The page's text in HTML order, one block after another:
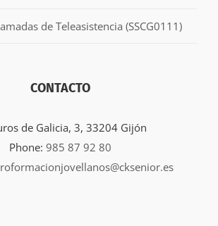
de Teleasistencia (SSCG0111)
CONTACTO
de Galicia, 3, 33204 Gijón
Phone: 985 87 92 80